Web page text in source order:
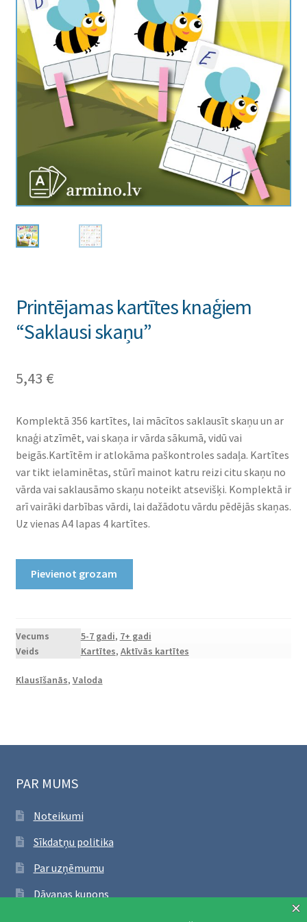
Printējamas kartītes knaģiem
“Saklausi skaņu”
5,43 €
Komplektā 356 kartītes, lai mācītos saklausīt skaņu un ar
knaģi atzīmēt, vai skaņa ir vārda sākumā, vidū vai
beigās.Kartītēm ir atlokāma paškontroles sadaļa. Kartītes
var tikt ielaminētas, stūrī mainot katru reizi citu skaņu no
vārda vai saklausāmo skaņu noteikt atsevišķi. Komplektā ir
arī vairāki darbības vārdi, lai dažādotu vārdu pēdējās skaņas.
Uz vienas A4 lapas 4 kartītes.
skaņu"
daudzums
Pievienot grozam
Vecums 5-7 gadi, 7+ gadi
Veids
Kartītes, Aktīvās kartītes
Klausīšanās, Valoda
PAR MUMS
Noteikumi
Sīkdatņu politika
Par uzņēmumu
Dāvanas kupons